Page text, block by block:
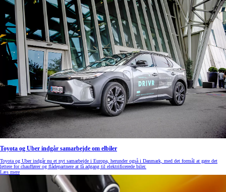
Toyota og Uber indgår samarbejde om elbiler
Toyota og Uber indgår nu et nyt samarbejde i Europa, herunder også i Danmark, med det formål at gøre det
lettere for chauffører og flådepartnere at få adgang til elektrificerede biler.
Læs mere